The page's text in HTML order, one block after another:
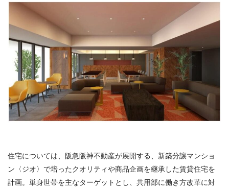
住宅については、阪急阪神不動産が展開する、新築分譲マンショ
ン〈ジオ〉で培ったクオリティや商品企画を継承した賃貸住宅を
計画。単身世帯を主なターゲットとし、共用部に働き方改革に対